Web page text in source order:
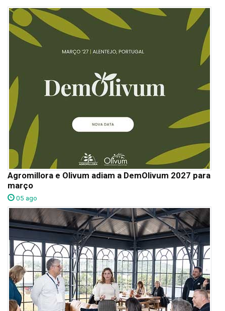
Agromillora e Olivum adiam a DemOlivum 2027 para
março
05 ago